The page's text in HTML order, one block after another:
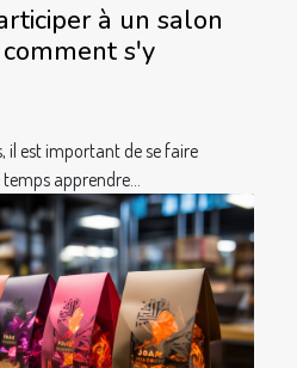
à un salon
s'y
il est important de se faire
apprendre...